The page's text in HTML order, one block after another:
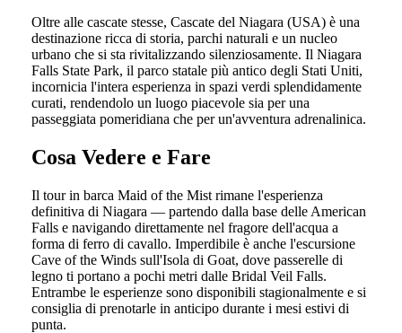
Oltre alle cascate stesse, Cascate del Niagara (USA) è una
destinazione ricca di storia, parchi naturali e un nucleo
urbano che si sta rivitalizzando silenziosamente. Il Niagara
Falls State Park, il parco statale più antico degli Stati Uniti,
incornicia l'intera esperienza in spazi verdi splendidamente
curati, rendendolo un luogo piacevole sia per una
passeggiata pomeridiana che per un'avventura adrenalinica.
Cosa Vedere e Fare
Il tour in barca Maid of the Mist rimane l'esperienza
definitiva di Niagara — partendo dalla base delle American
Falls e navigando direttamente nel fragore dell'acqua a
forma di ferro di cavallo. Imperdibile è anche l'escursione
Cave of the Winds sull'Isola di Goat, dove passerelle di
legno ti portano a pochi metri dalle Bridal Veil Falls.
Entrambe le esperienze sono disponibili stagionalmente e si
consiglia di prenotarle in anticipo durante i mesi estivi di
punta.